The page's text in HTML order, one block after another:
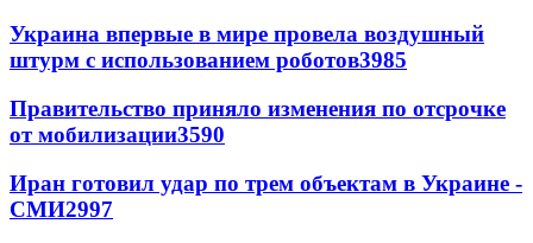
Украина впервые в мире провела воздушный
штурм с использованием роботов3985
Правительство приняло изменения по отсрочке
от мобилизации3590
Иран готовил удар по трем объектам в Украине -
СМИ2997